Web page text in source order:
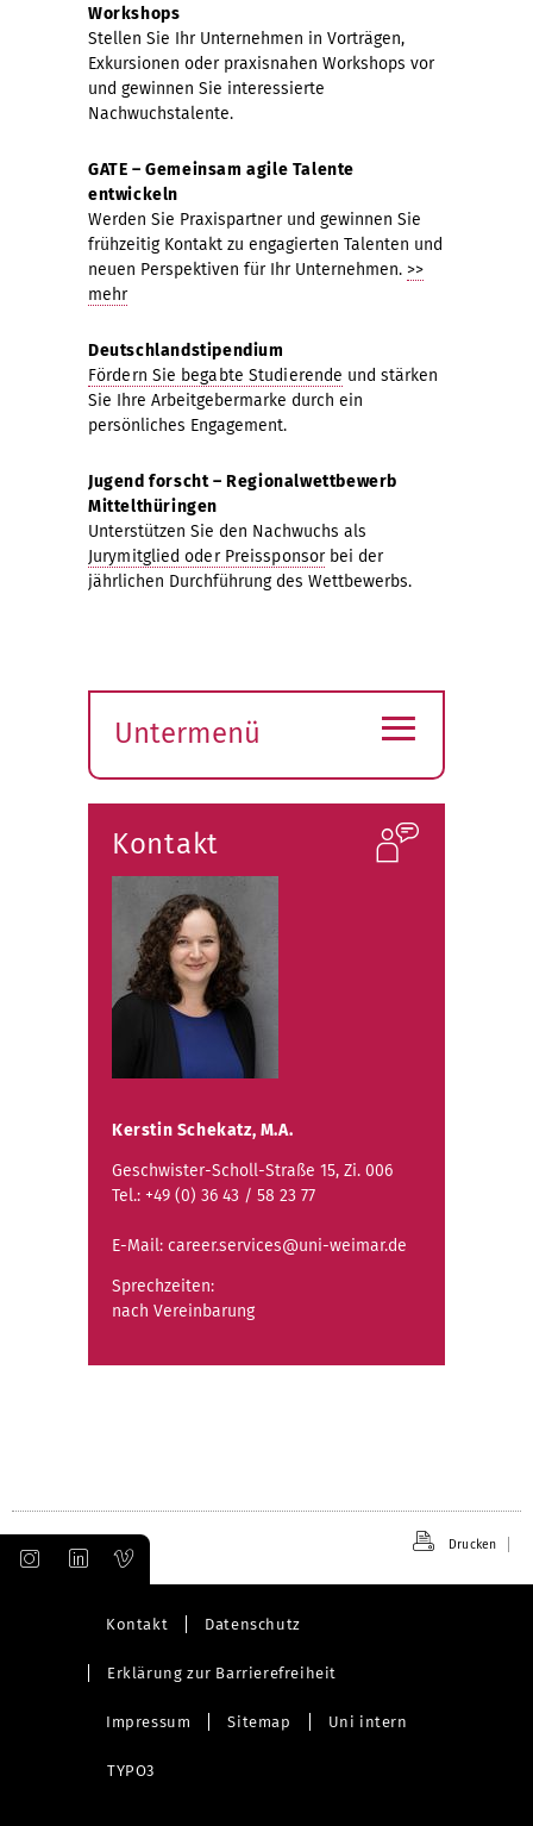
Workshops
Stellen Sie Ihr Unternehmen in Vorträgen,
Exkursionen oder praxisnahen Workshops vor
und gewinnen Sie interessierte
Nachwuchstalente.
GATE – Gemeinsam agile Talente
entwickeln
Werden Sie Praxispartner und gewinnen Sie
frühzeitig Kontakt zu engagierten Talenten und
neuen Perspektiven für Ihr Unternehmen. >>
mehr
Deutschlandstipendium
Fördern Sie begabte Studierende und stärken
Sie Ihre Arbeitgebermarke durch ein
persönliches Engagement.
Jugend forscht – Regionalwettbewerb
Mittelthüringen
Unterstützen Sie den Nachwuchs als
Jurymitglied oder Preissponsorbei der
jährlichen Durchführung des Wettbewerbs.
Untermenü
öffnen
≡
Kontakt
Kerstin Schekatz, M.A.
Geschwister-Scholl-Straße 15, Zi. 006
Tel.: +49 (0) 36 43 / 58 23 77
E-Mail: career.services@uni-weimar.de
Sprechzeiten:
nach Vereinbarung
Drucken
Kontakt Datenschutz
Erklärung zur Barrierefreiheit
Impressum Sitemap Uni intern
TYPO3